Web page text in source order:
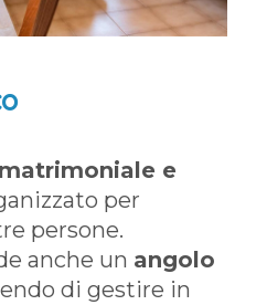
e
per
persone.
anche un angolo
di gestire in